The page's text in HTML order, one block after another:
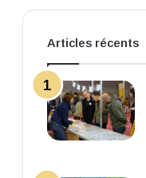
Articles récents